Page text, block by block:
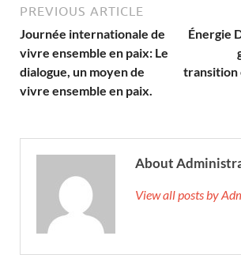
PREVIOUS ARTICLE
Journée internationale de
vivre ensemble en paix: Le
dialogue, un moyen de
vivre ensemble en paix.
Énergie
transition
About
View all posts by